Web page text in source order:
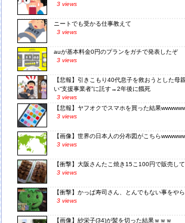
3 views
ニートでも受かる仕事教えて
3 views
auが基本料金0円のプランをガチで発表したぞ
3 views
【悲報】引きこもり40代息子を救おうとした母
い“支援事業者”に託す→2年後に餓死
3 views
【悲報】ヤフオクでスマホを買った結果
3 views
【画像】世界の日本人の分布図がこちら
3 views
【衝撃】大阪さんたこ焼き15こ100円で販売し
3 views
【衝撃】かっぱ寿司さん、とんでもない事をや
3 views
【画像】紗栄子(34)が髪を切った結果ｗｗｗ